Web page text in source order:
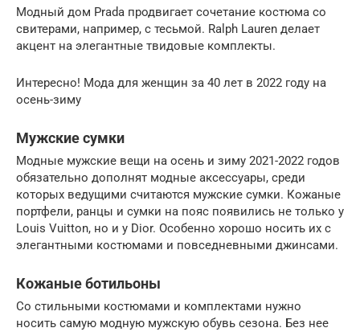
Модный дом Prada продвигает сочетание костюма со
свитерами, например, с тесьмой. Ralph Lauren делает
акцент на элегантные твидовые комплекты.
Интересно! Мода для женщин за 40 лет в 2022 году на
осень-зиму
Мужские сумки
Модные мужские вещи на осень и зиму 2021-2022 годов
обязательно дополнят модные аксессуары, среди
которых ведущими считаются мужские сумки. Кожаные
портфели, ранцы и сумки на пояс появились не только у
Louis Vuitton, но и у Dior. Особенно хорошо носить их с
элегантными костюмами и повседневными джинсами.
Кожаные ботильоны
Со стильными костюмами и комплектами нужно
носить самую модную мужскую обувь сезона. Без нее